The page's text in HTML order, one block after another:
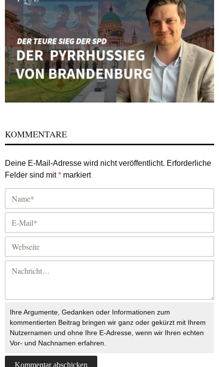
KOMMENTARE
Deine E-Mail-Adresse wird nicht veröffentlicht. Erforderliche
Felder sind mit* markiert
Ihre Argumente, Gedanken oder Informationen zum
kommentierten Beitrag bringen wir ganz oder gekürzt mit Ihrem
Nutzernamen und ohne Ihre E-Adresse, wenn wir Ihren echten
Vor- und Nachnamen erfahren.